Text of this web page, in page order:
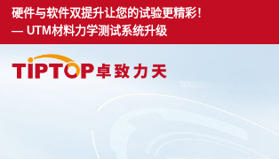
硬件与软件双提升让您的试验更精彩！
— UTM材料力学测试系统升级